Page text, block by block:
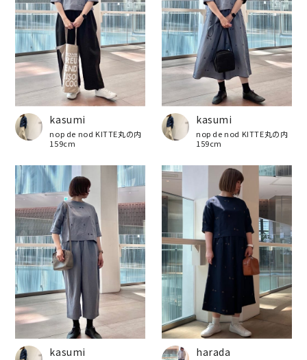
kasumi
nop de nod KITTE丸の内
159cm
kasumi
nop de nod KITTE丸の内
159cm
kasumi harada